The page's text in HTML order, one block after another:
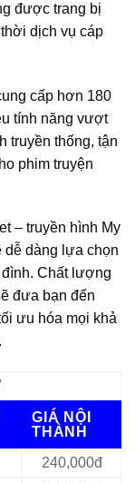
được trang bị
dịch vụ cáp
cấp hơn 180
tính năng vượt
truyền thống, tận
phim truyện
– truyền hình My
dễ dàng lựa chọn
Chất lượng
đưa bạn đến
ưu hóa mọi khả
GIÁ NỘI
THÀNH
240,000đ